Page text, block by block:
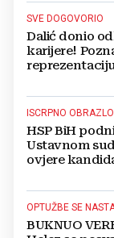
SVE DOGOVORIO
Dalić donio
karijere!
ISCRPNO
HSP BiH
Ustavnom
ovjere
OPTUŽBE SE
BUKNUO